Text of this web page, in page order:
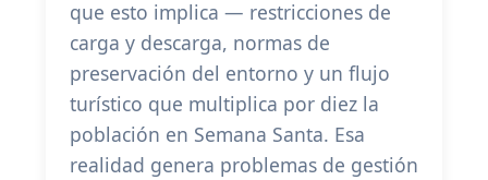
que esto implica — restricciones de
carga y descarga, normas de
preservación del entorno y un flujo
turístico que multiplica por diez la
población en Semana Santa. Esa
realidad genera problemas de gestión